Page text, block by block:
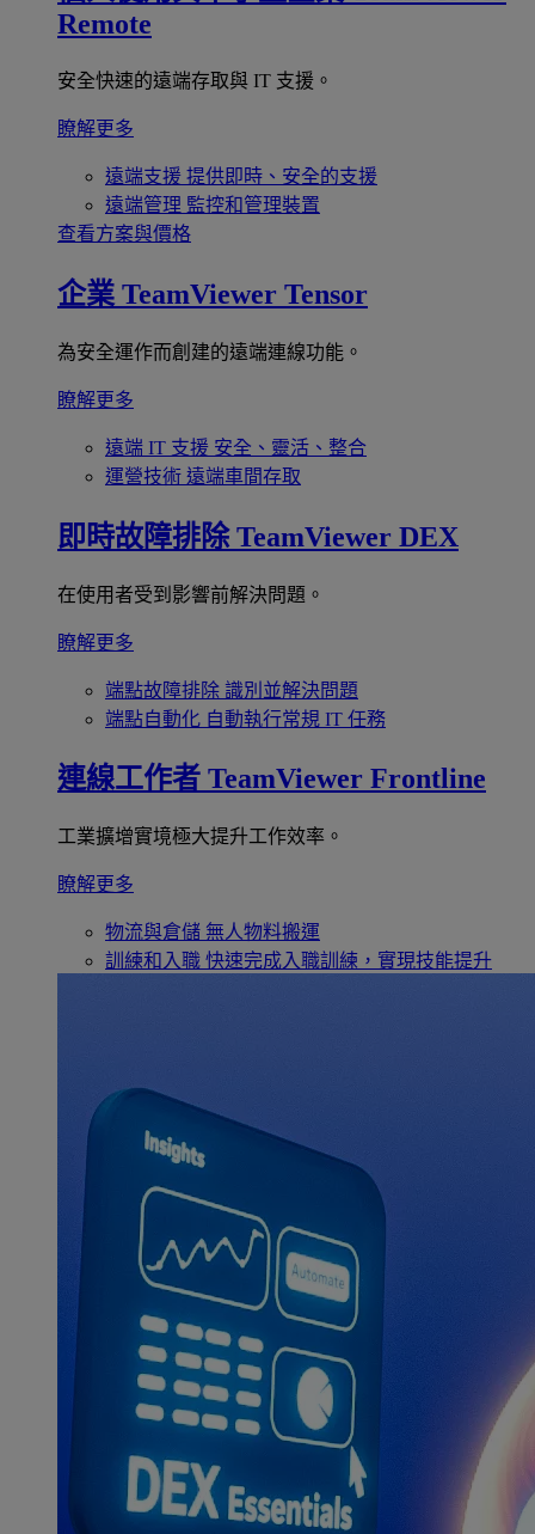
Remote
安全快速的遠端存取與 IT 支援。
瞭解更多
遠端支援 提供即時、安全的支援
遠端管理 監控和管理裝置
查看方案與價格
企業 TeamViewer Tensor
為安全運作而創建的遠端連線功能。
瞭解更多
遠端 IT 支援 安全、靈活、整合
運營技術 遠端車間存取
即時故障排除 TeamViewer DEX
在使用者受到影響前解決問題。
瞭解更多
端點故障排除 識別並解決問題
端點自動化 自動執行常規 IT 任務
連線工作者 TeamViewer Frontline
工業擴增實境極大提升工作效率。
瞭解更多
物流與倉儲 無人物料搬運
訓練和入職 快速完成入職訓練，實現技能提升